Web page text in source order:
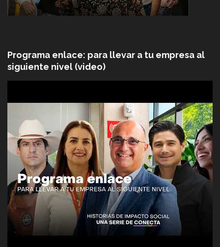
Programa enlace: para llevar a tu empresa al
siguiente nivel (video)